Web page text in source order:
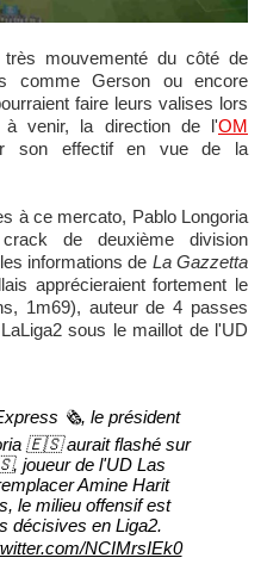
comme Gerson ou encore
faire leurs valises lors
venir, la direction de l'OM
son effectif en vue de la
à ce mercato, Pablo Longoria
de deuxième division
informations de La Gazzetta
apprécieraient fortement le
1m69), auteur de 4 passes
sous le maillot de l'UD
🗞️, le président
🇪🇸 aurait flashé sur
joueur de l'UD Las
Amine Harit
le milieu offensif est
décisives en Liga2.
NCIMrsIEk0